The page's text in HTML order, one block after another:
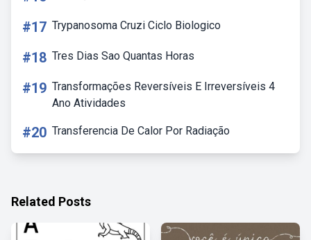
#17 Trypanosoma Cruzi Ciclo Biologico
#18 Tres Dias Sao Quantas Horas
#19 Transformações Reversíveis E Irreversíveis 4
Ano Atividades
#20 Transferencia De Calor Por Radiação
Related Posts